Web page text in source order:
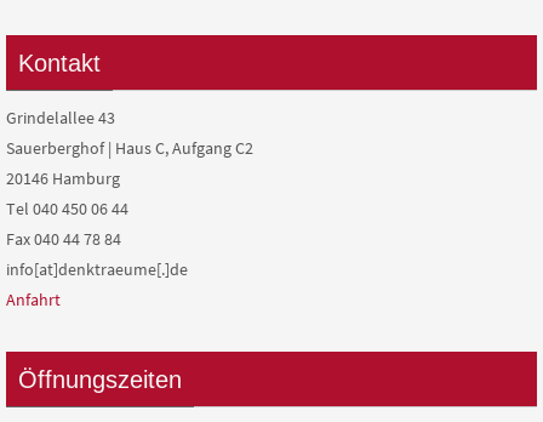
Kontakt
Grindelallee 43
Sauerberghof | Haus C, Aufgang C2
20146 Hamburg
Tel 040 450 06 44
Fax 040 44 78 84
info[at]denktraeume[.]de
Anfahrt
Öffnungszeiten